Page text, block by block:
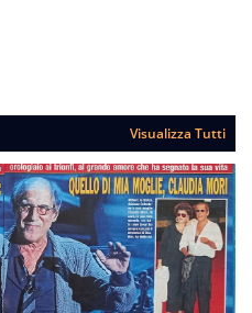
Visualizza Tutti